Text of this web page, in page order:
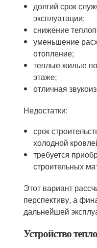
долгий срок
эксплуатации;
снижение
уменьшение
отопление;
теплые жилые
этаже;
отличная
Недостатки:
срок
холодной
требуется
строительных
Этот вариант
перспективу, а
дальнейшей
Устройство